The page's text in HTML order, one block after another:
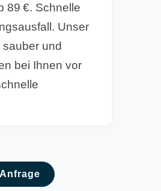
89 €. Schnelle
Unser
und
bei Ihnen vor
Anfrage